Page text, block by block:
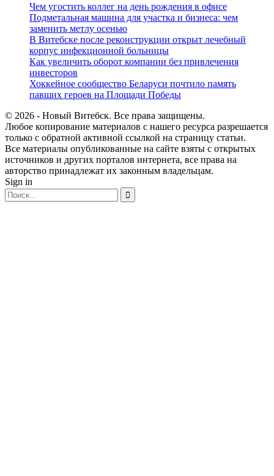
Чем угостить коллег на день рождения в офисе
Подметальная машина для участка и бизнеса: чем
заменить метлу осенью
В Витебске после реконструкции открыт лечебный
корпус инфекционной больницы
Как увеличить оборот компании без привлечения
инвесторов
Хоккейное сообщество Беларуси почтило память
павших героев на Площади Победы
© 2026 - Новый Витебск. Все права защищены.
Любое копирование материалов с нашего ресурса разрешается
только с обратной активной ссылкой на страницу статьи.
Все материалы опубликованные на сайте взяты с открытых
источников и других порталов интернета, все права на
авторство принадлежат их законным владельцам.
Sign in